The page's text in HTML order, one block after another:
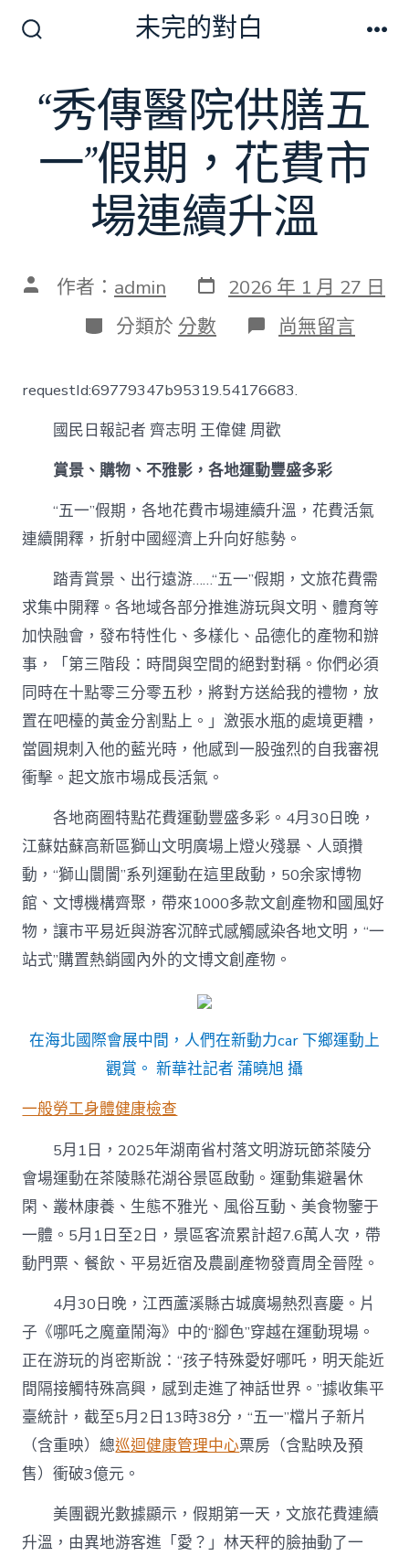
換
未完的對白
“秀傳醫院供膳五
一”假期，花費市
場連續升溫
文 作者： admin 發
表
日
期
2026 年 1 月 27 日
分
類
分類於 分數 在
〈“秀
醫
院
膳
一”
期，
花
費
場
連
續
升
溫〉
中
尚無留言
requestId:69779347b95319.54176683.
國民日報記者 齊志明 王偉健 周歡
賞景、購物、不雅影，各地運動豐盛多彩
“五一”假期，各地花費市場連續升溫，花費活氣
連續開釋，折射中國經濟上升向好態勢。
踏青賞景、出行遠游……“五一”假期，文旅花費需
求集中開釋。各地域各部分推進游玩與文明、體育等
加快融會，發布特性化、多樣化、品德化的產物和辦
事，「第三階段：時間與空間的絕對對稱。你們必須
同時在十點零三分零五秒，將對方送給我的禮物，放
置在吧檯的黃金分割點上。」激張水瓶的處境更糟，
當圓規刺入他的藍光時，他感到一股強烈的自我審視
衝擊。起文旅市場成長活氣。
各地商圈特點花費運動豐盛多彩。4月30日晚，
江蘇姑蘇高新區獅山文明廣場上燈火殘暴、人頭攢
動，“獅山闤闠”系列運動在這里啟動，50余家博物
館、文博機構齊聚，帶來1000多款文創產物和國風好
物，讓市平易近與游客沉醉式感觸感染各地文明，“一
站式”購置熱銷國內外的文博文創產物。
在海北國際會展中間，人們在新動力car 下鄉運動上
觀賞。 新華社記者 蒲曉旭 攝
一般勞工身體健康檢查
5月1日，2025年湖南省村落文明游玩節茶陵分
會場運動在茶陵縣花湖谷景區啟動。運動集避暑休
閑、叢林康養、生態不雅光、風俗互動、美食物鑒于
一體。5月1日至2日，景區客流累計超7.6萬人次，帶
動門票、餐飲、平易近宿及農副產物發賣周全晉陞。
4月30日晚，江西蘆溪縣古城廣場熱烈喜慶。片
子《哪吒之魔童鬧海》中的“腳色”穿越在運動現場。
正在游玩的肖密斯說：“孩子特殊愛好哪吒，明天能近
間隔接觸特殊高興，感到走進了神話世界。”據收集平
臺統計，截至5月2日13時38分，“五一”檔片子新片
（含重映）總巡迴健康管理中心票房（含點映及預
售）衝破3億元。
美團觀光數據顯示，假期第一天，文旅花費連續
升溫，由異地游客進「愛？」林天秤的臉抽動了一